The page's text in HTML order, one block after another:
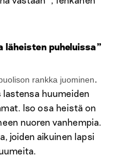
läheisten puheluissa”
rankka juominen
lastensa huumeiden
Iso osa heistä on
nuoren vanhempia.
joiden aikuinen lapsi